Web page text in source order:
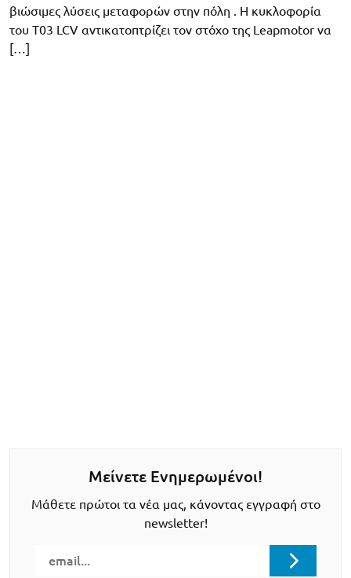
βιώσιμες λύσεις μεταφορών στην πόλη . Η κυκλοφορία
του T03 LCV αντικατοπτρίζει τον στόχο της Leapmotor να
[…]
Μείνετε Ενημερωμένοι!
Μάθετε πρώτοι τα νέα μας, κάνοντας εγγραφή στο
newsletter!